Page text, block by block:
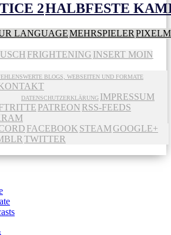
2HALBFESTE
LANGUAGEMEHRSPIELER
FRIGHTENING INSERT MOIN
BLOGS, WEBSEITEN UND FORMATE
DATENSCHUTZERKLÄRUNG IMPRESSUM
PATREON RSS-FEEDS
FACEBOOK STEAMGOOGLE+
TWITTER